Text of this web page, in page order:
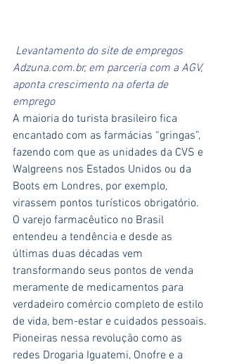
Levantamento do site de empregos
Adzuna.com.br, em parceria com a AGV,
aponta crescimento na oferta de
emprego
A maioria do turista brasileiro fica
encantado com as farmácias “gringas”,
fazendo com que as unidades da CVS e
Walgreens nos Estados Unidos ou da
Boots em Londres, por exemplo,
virassem pontos turísticos obrigatório.
O varejo farmacêutico no Brasil
entendeu a tendência e desde as
últimas duas décadas vem
transformando seus pontos de venda
meramente de medicamentos para
verdadeiro comércio completo de estilo
de vida, bem-estar e cuidados pessoais.
Pioneiras nessa revolução como as
redes Drogaria Iguatemi, Onofre e a